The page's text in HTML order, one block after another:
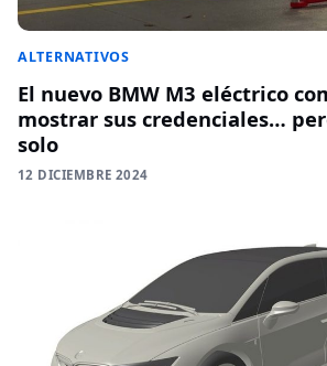
ALTERNATIVOS
El nuevo BMW M3 eléctrico
mostrar sus credenciales…
solo
12 DICIEMBRE 2024